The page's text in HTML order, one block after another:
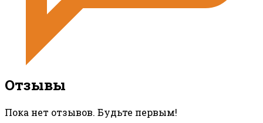
Отзывы
Пока нет отзывов. Будьте первым!